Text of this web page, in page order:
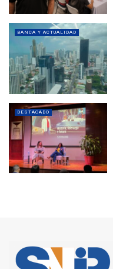
BANCA Y ACTUALIDAD
DESTACADO